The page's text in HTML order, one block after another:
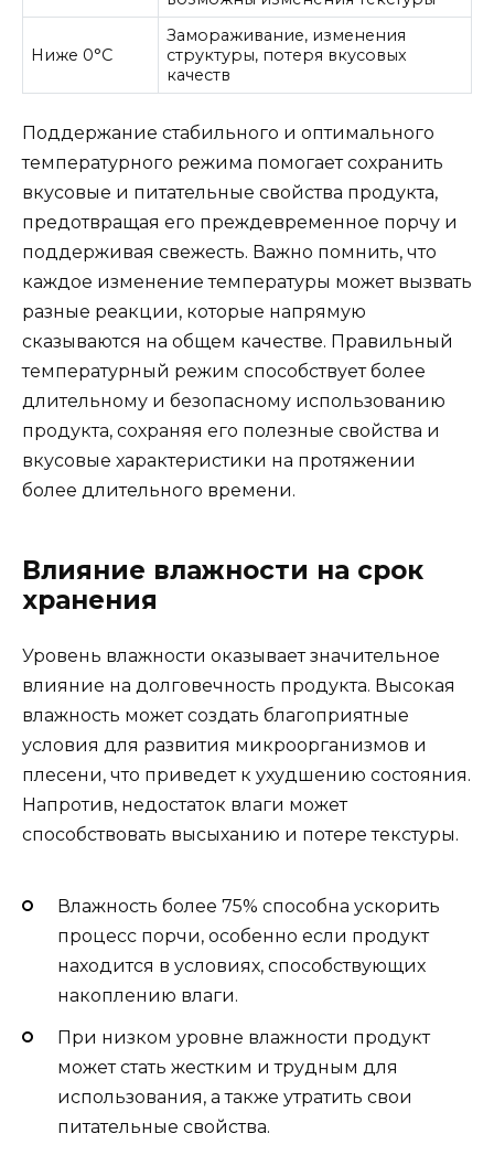
Ниже 0°C
Замораживание, изменения
структуры, потеря вкусовых
качеств
Поддержание стабильного и оптимального
температурного режима помогает сохранить
вкусовые и питательные свойства продукта,
предотвращая его преждевременное порчу и
поддерживая свежесть. Важно помнить, что
каждое изменение температуры может вызвать
разные реакции, которые напрямую
сказываются на общем качестве. Правильный
температурный режим способствует более
длительному и безопасному использованию
продукта, сохраняя его полезные свойства и
вкусовые характеристики на протяжении
более длительного времени.
Влияние влажности на срок
хранения
Уровень влажности оказывает значительное
влияние на долговечность продукта. Высокая
влажность может создать благоприятные
условия для развития микроорганизмов и
плесени, что приведет к ухудшению состояния.
Напротив, недостаток влаги может
способствовать высыханию и потере текстуры.
Влажность более 75% способна ускорить
процесс порчи, особенно если продукт
находится в условиях, способствующих
накоплению влаги.
При низком уровне влажности продукт
может стать жестким и трудным для
использования, а также утратить свои
питательные свойства.